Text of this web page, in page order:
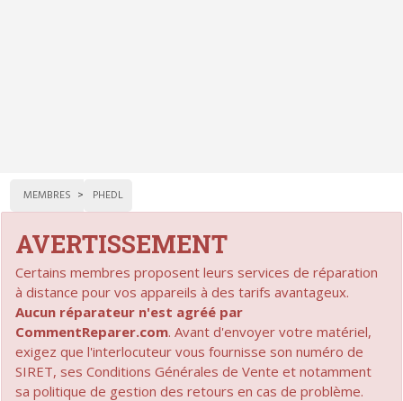
MEMBRES PHEDL
AVERTISSEMENT
Certains membres proposent leurs services de réparation
à distance pour vos appareils à des tarifs avantageux.
Aucun réparateur n'est agréé par
CommentReparer.com. Avant d'envoyer votre matériel,
exigez que l'interlocuteur vous fournisse son numéro de
SIRET, ses Conditions Générales de Vente et notamment
sa politique de gestion des retours en cas de problème.